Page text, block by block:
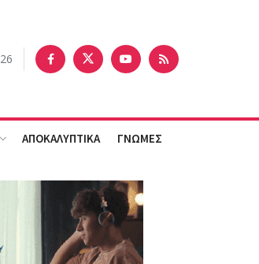
ΑΠΟΚΑΛΥΠΤΙΚΑ ΓΝΩΜΕΣ